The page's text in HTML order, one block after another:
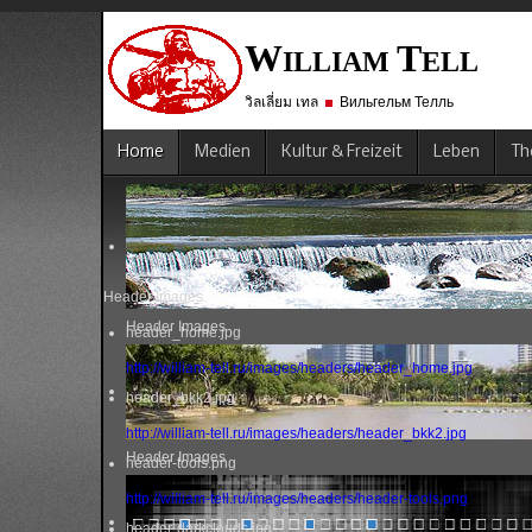
WILLIAM TELL
วิลเลี่ยม เทล Вильгельм Телль
Home Medien Kultur & Freizeit Leben
Header Images
Header Images
Header Images
header_home.jpg
http://william-tell.ru/images/headers/header_home.jpg
header_bkk2.jpg
http://william-tell.ru/images/headers/header_bkk2.jpg
header-tools.png
http://william-tell.ru/images/headers/header-tools.png
header-darkclouds.jpg